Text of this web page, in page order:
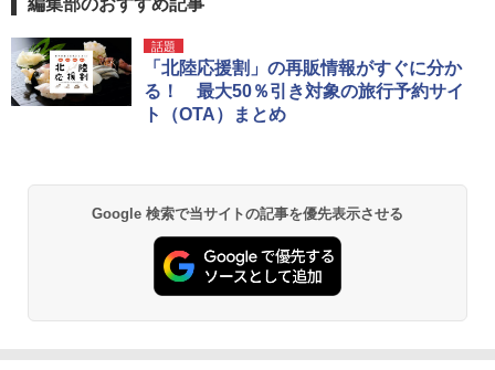
編集部のおすすめ記事
話題
「北陸応援割」の再販情報がすぐに分か
る！ 最大50％引き対象の旅行予約サイ
ト（OTA）まとめ
Google 検索で当サイトの記事を優先表示させる